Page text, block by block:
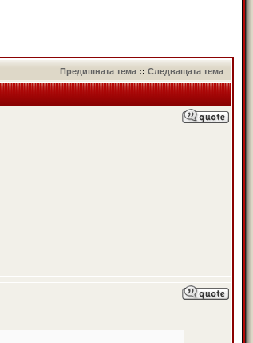
Предишната тема :: Следващата тема